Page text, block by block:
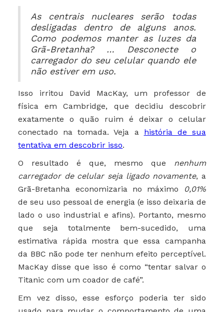
As centrais nucleares serão todas
desligadas dentro de alguns anos.
Como podemos manter as luzes da
Grã-Bretanha? … Desconecte o
carregador do seu celular quando ele
não estiver em uso.
Isso irritou David MacKay, um professor de
física em Cambridge, que decidiu descobrir
exatamente o quão ruim é deixar o celular
conectado na tomada. Veja a história de sua
tentativa em descobrir isso.
O resultado é que, mesmo que nenhum
carregador de celular seja ligado novamente, a
Grã-Bretanha economizaria no máximo
0,01%
de seu uso pessoal de energia (e isso deixaria de
lado o uso industrial e afins). Portanto, mesmo
que seja totalmente bem-sucedido, uma
estimativa rápida mostra que essa campanha
da BBC não pode ter nenhum efeito perceptível.
MacKay disse que isso é como “tentar salvar o
Titanic com um coador de café”.
Em vez disso, esse esforço poderia ter sido